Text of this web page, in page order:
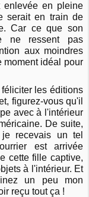
en pleine
serait en train de
Car ce que son
ne ressent pas
aux moindres
moment idéal pour
les éditions
figurez-vous qu'il
avec à l'intérieur
De suite,
recevais un tel
est arrivée
cette fille captive,
à l'intérieur. Et
un peu mon
reçu tout ça !